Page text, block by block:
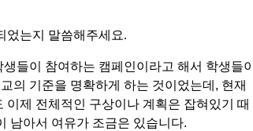
었는지 말씀해주세요.
들이 참여하는 캠페인이라고 해서 학생들이
의 기준을 명확하게 하는 것이었는데 , 현재
이제 전체적인 구상이나 계획은 잡혀있기 때
남아서 여유가 조금은 있습니다.